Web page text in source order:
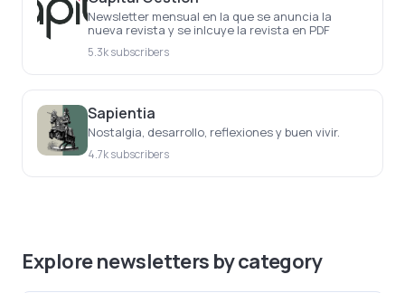
Newsletter mensual en la que se anuncia la
nueva revista y se inlcuye la revista en PDF
5.3k subscribers
Sapientia
Nostalgia, desarrollo, reflexiones y buen vivir.
4.7k subscribers
Explore newsletters by category